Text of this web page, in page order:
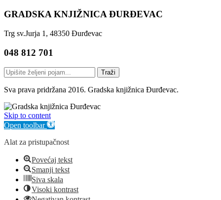
GRADSKA KNJIŽNICA ĐURĐEVAC
Trg sv.Jurja 1, 48350 Đurđevac
048 812 701
Traži
Sva prava pridržana 2016. Gradska knjižnica Đurđevac.
Skip to content
Open toolbar
Alat za pristupačnost
Povećaj tekst
Smanji tekst
Siva skala
Visoki kontrast